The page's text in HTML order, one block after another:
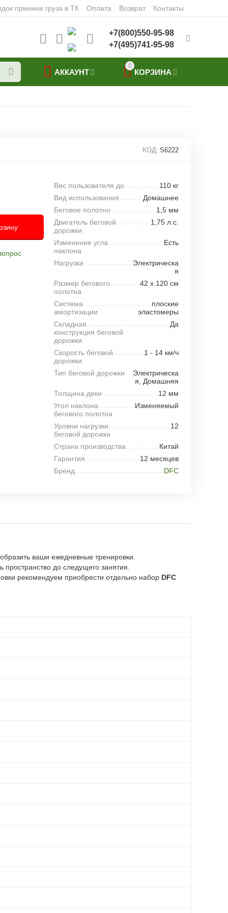
приемки груза в ТК Оплата Возврат Контакты
+7(800)550-95-98
+7(495)741-95-98
0
КОРЗИНА
АККАУНТ
КОД: S6222
Вес пользователя до
110 кг
Вид использования
Домашнее
Беговое полотно
1,5 мм
Двигатель беговой
дорожки
1,75 л.с.
Изменение угла
наклона
Есть
Нагрузка
Электрическа
я
Размер бегового
полотна
42 х 120 см
Система
амортизации
плоские
эластомеры
Складная
конструкция беговой
дорожки
Да
Скорость беговой
дорожки
1 - 14 км/ч
Тип беговой дорожки
Электрическа
я, Домашняя
Толщина деки
12 мм
Угол наклона
бегового полотна
Изменяемый
Уровни нагрузки
беговой дорожки
12
Страна производства
Китай
Гарантия
12 месяцев
Бренд
DFC
ваши ежедневные тренировки.
до следущего занятия.
рекомендуем приобрести отдельно набор DFC